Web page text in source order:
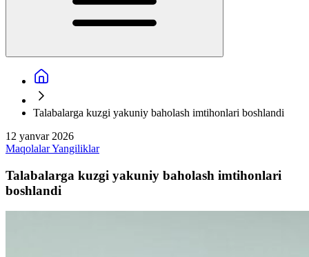
Talabalarga kuzgi yakuniy baholash imtihonlari boshlandi
12 yanvar 2026
MaqolalarYangiliklar
Talabalarga kuzgi yakuniy baholash imtihonlari
boshlandi